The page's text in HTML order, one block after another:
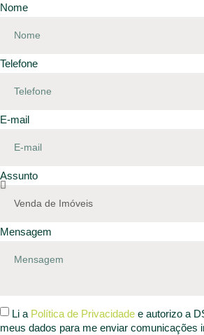
Nome
Telefone
E-mail
Assunto
Mensagem
Li a Política de Privacidade e autorizo a
meus dados para me enviar comunicações